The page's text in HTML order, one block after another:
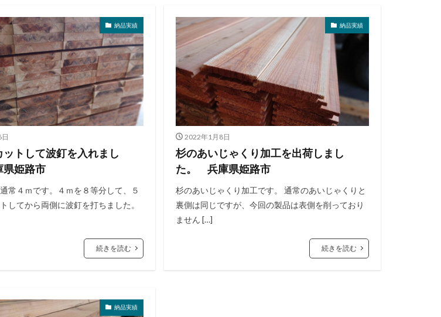
納品実績
ットして波釘を入れまし
姫路市
常４ｍです。４ｍを８等分して、５
してから両側に波釘を打ちました。
続きを読む
納品実績
2022年1月8日
杉のあいじゃくり加工を出荷しまし
た。 兵庫県姫路市
杉のあいじゃくり加工です。 通常のあいじゃくりと
裏側は同じですが、今回の製品は表側を削っており
ません […]
続きを読む
納品実績